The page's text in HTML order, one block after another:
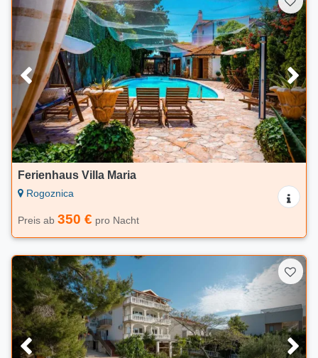
Ferienhaus Villa Maria
Rogoznica
Preis ab 350 € pro Nacht